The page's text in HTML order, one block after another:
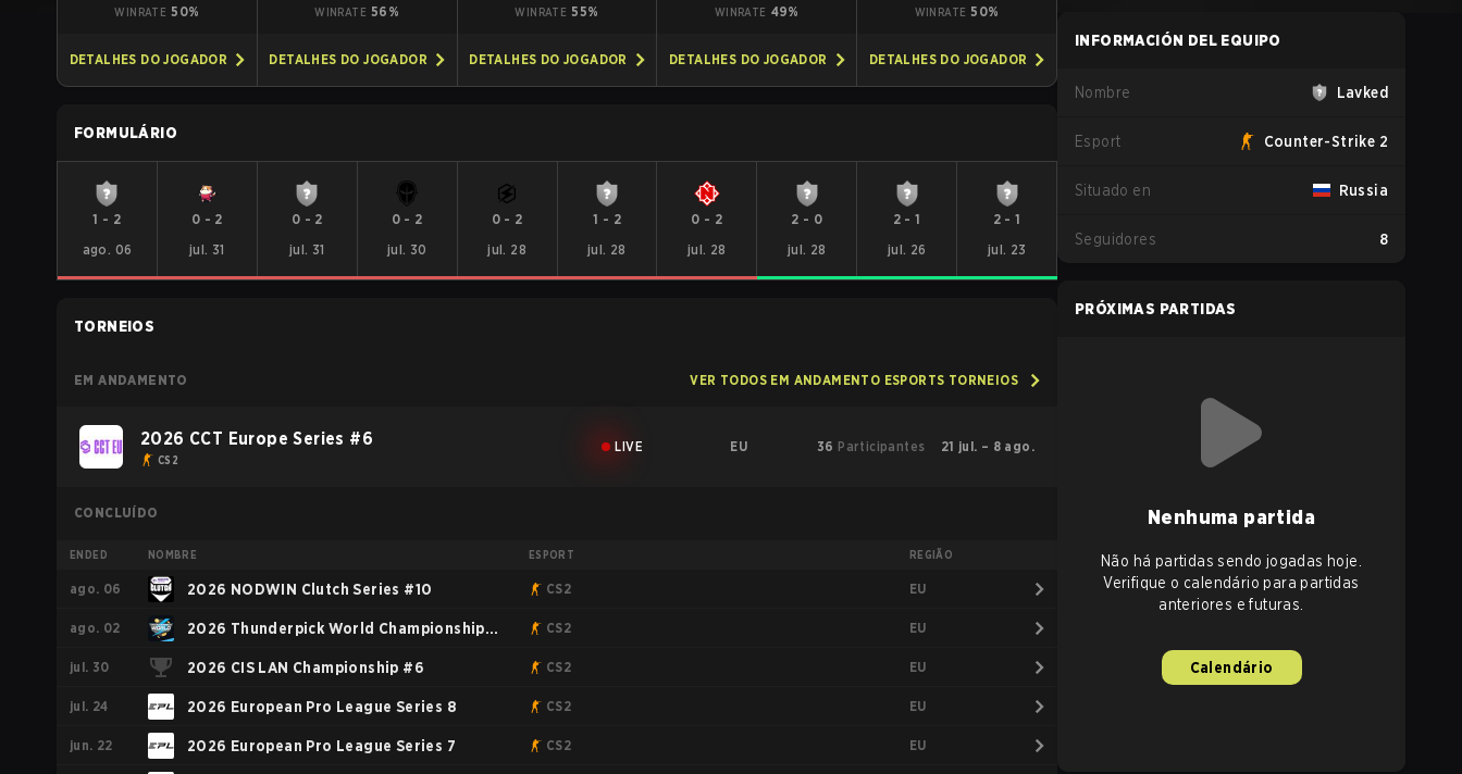
WINRATE 50%
DETALHES DO JOGADOR
WINRATE 56%
DETALHES DO JOGADOR
WINRATE 55%
DETALHES DO JOGADOR
WINRATE 49%
DETALHES DO JOGADOR
WINRATE 50%
DETALHES DO JOGADOR
FORMULÁRIO
1 - 2
ago. 06
0 - 2
jul. 31
0 - 2
jul. 31
0 - 2
jul. 30
0- 2
jul. 28
1 - 2
jul. 28
0 - 2
jul. 28
2 - 0
jul. 28
2 -1
jul. 26
2 -1
jul. 23
TORNEIOS
EM ANDAMENTO VER TODOS EM ANDAMENTO ESPORTS TORNEIOS
2026 CCT Europe Series #6
CS2
LIVE EU 36 Participantes 21 jul. – 8 ago.
CONCLUÍDO
ENDED NOMBRE ESPORT REGIÃO
ago. 06 2026 NODWIN Clutch Series #10 CS2 EU
ago. 02 2026 Thunderpick World Championship:
European Series #2
CS2 EU
jul. 30 2026 CIS LAN Championship #6 CS2 EU
jul. 24 2026 European Pro League Series 8 CS2 EU
jun. 22 2026 European Pro League Series 7 CS2 EU
INFORMACIÓN DEL EQUIPO
Nombre Lavked
Esport Counter-Strike 2
Situado en Russia
Seguidores 8
PRÓXIMAS PARTIDAS
Nenhuma partida
Não há partidas sendo jogadas hoje.
Verifique o calendário para partidas
anteriores e futuras.
Calendário